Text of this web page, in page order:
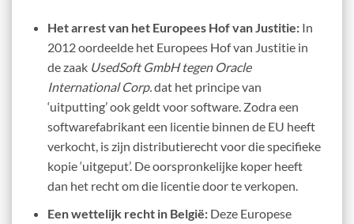
Het arrest van het Europees Hof van Justitie:In
2012 oordeelde het Europees Hof van Justitie in
de zaak UsedSoft GmbH tegen Oracle
International Corp.dat het principe van
‘uitputting’ ook geldt voor software. Zodra een
softwarefabrikant een licentie binnen de EU heeft
verkocht, is zijn distributierecht voor die specifieke
kopie ‘uitgeput’. De oorspronkelijke koper heeft
dan het recht om die licentie door te verkopen.
Een wettelijk recht in België:Deze Europese